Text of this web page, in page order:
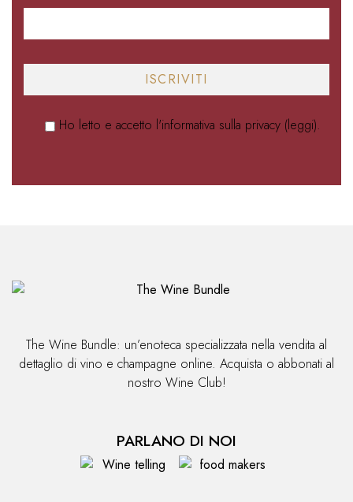
Ho letto e accetto l'informativa sulla privacy (leggi).
The Wine Bundle: un’enoteca specializzata nella vendita al
dettaglio di vino e champagne online. Acquista o abbonati al
nostro Wine Club!
PARLANO DI NOI